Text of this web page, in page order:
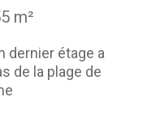
m²
dernier étage a
de la plage de